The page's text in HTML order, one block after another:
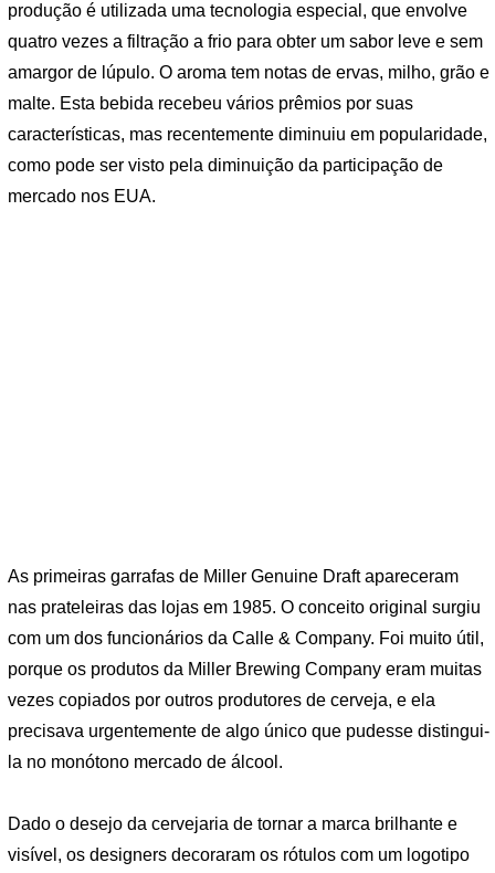
produção é utilizada uma tecnologia especial, que envolve
quatro vezes a filtração a frio para obter um sabor leve e sem
amargor de lúpulo. O aroma tem notas de ervas, milho, grão e
malte. Esta bebida recebeu vários prêmios por suas
características, mas recentemente diminuiu em popularidade,
como pode ser visto pela diminuição da participação de
mercado nos EUA.
As primeiras garrafas de Miller Genuine Draft apareceram
nas prateleiras das lojas em 1985. O conceito original surgiu
com um dos funcionários da Calle & Company. Foi muito útil,
porque os produtos da Miller Brewing Company eram muitas
vezes copiados por outros produtores de cerveja, e ela
precisava urgentemente de algo único que pudesse distingui-
la no monótono mercado de álcool.
Dado o desejo da cervejaria de tornar a marca brilhante e
visível, os designers decoraram os rótulos com um logotipo